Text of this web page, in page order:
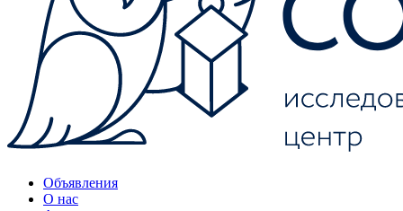
Объявления
О нас